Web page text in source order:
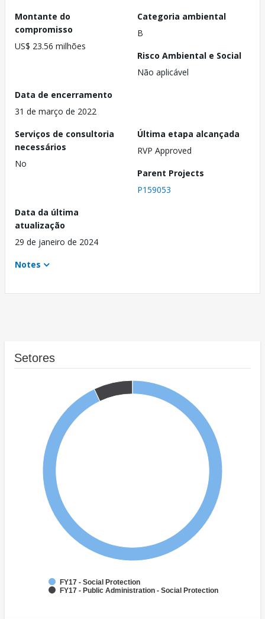
Montante do
compromisso
US$ 23.56 milhões
Categoria ambiental
B
Risco Ambiental e Social
Não aplicável
Data de encerramento
31 de março de 2022
Serviços de consultoria
necessários
No
Última etapa alcançada
RVP Approved
Parent Projects
P159053
Data da última
atualização
29 de janeiro de 2024
Notes
Setores
FY17 - Social Protection
FY17 - Public Administration - Social Protection